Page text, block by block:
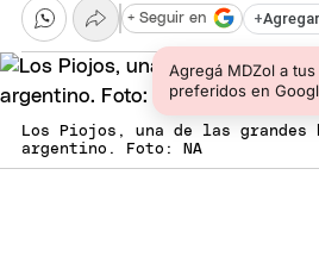
+
Agregá MDZol a
preferidos en
+ Seguir en
Los Piojos, una de las grandes
argentino. Foto: NA